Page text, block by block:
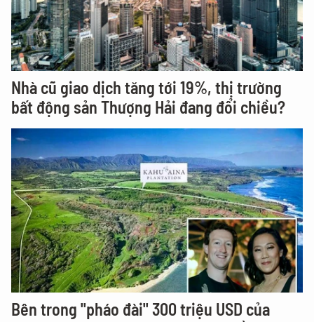
Nhà cũ giao dịch tăng tới 19%, thị trường
bất động sản Thượng Hải đang đổi chiều?
Bên trong "pháo đài" 300 triệu USD của